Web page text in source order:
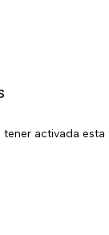
activada esta